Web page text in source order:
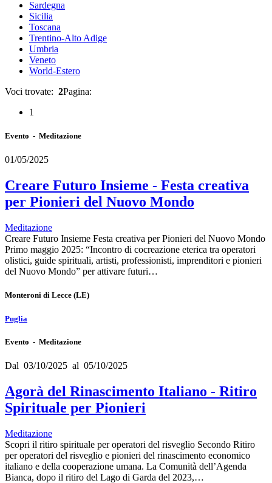
Sardegna
Sicilia
Toscana
Trentino-Alto Adige
Umbria
Veneto
World-Estero
Voci trovate: 2Pagina:
1
Evento - Meditazione
01/05/2025
Creare Futuro Insieme - Festa creativa
per Pionieri del Nuovo Mondo
Meditazione
Creare Futuro Insieme Festa creativa per Pionieri del Nuovo Mondo
Primo maggio 2025: “Incontro di cocreazione eterica tra operatori
olistici, guide spirituali, artisti, professionisti, imprenditori e pionieri
del Nuovo Mondo” per attivare futuri…
Monteroni di Lecce (LE)
Puglia
Evento - Meditazione
Dal 03/10/2025 al 05/10/2025
Agorà del Rinascimento Italiano - Ritiro
Spirituale per Pionieri
Meditazione
Scopri il ritiro spirituale per operatori del risveglio Secondo Ritiro
per operatori del risveglio e pionieri del rinascimento economico
italiano e della cooperazione umana. La Comunità dell’Agenda
Bianca, dopo il ritiro del Lago di Garda del 2023,…